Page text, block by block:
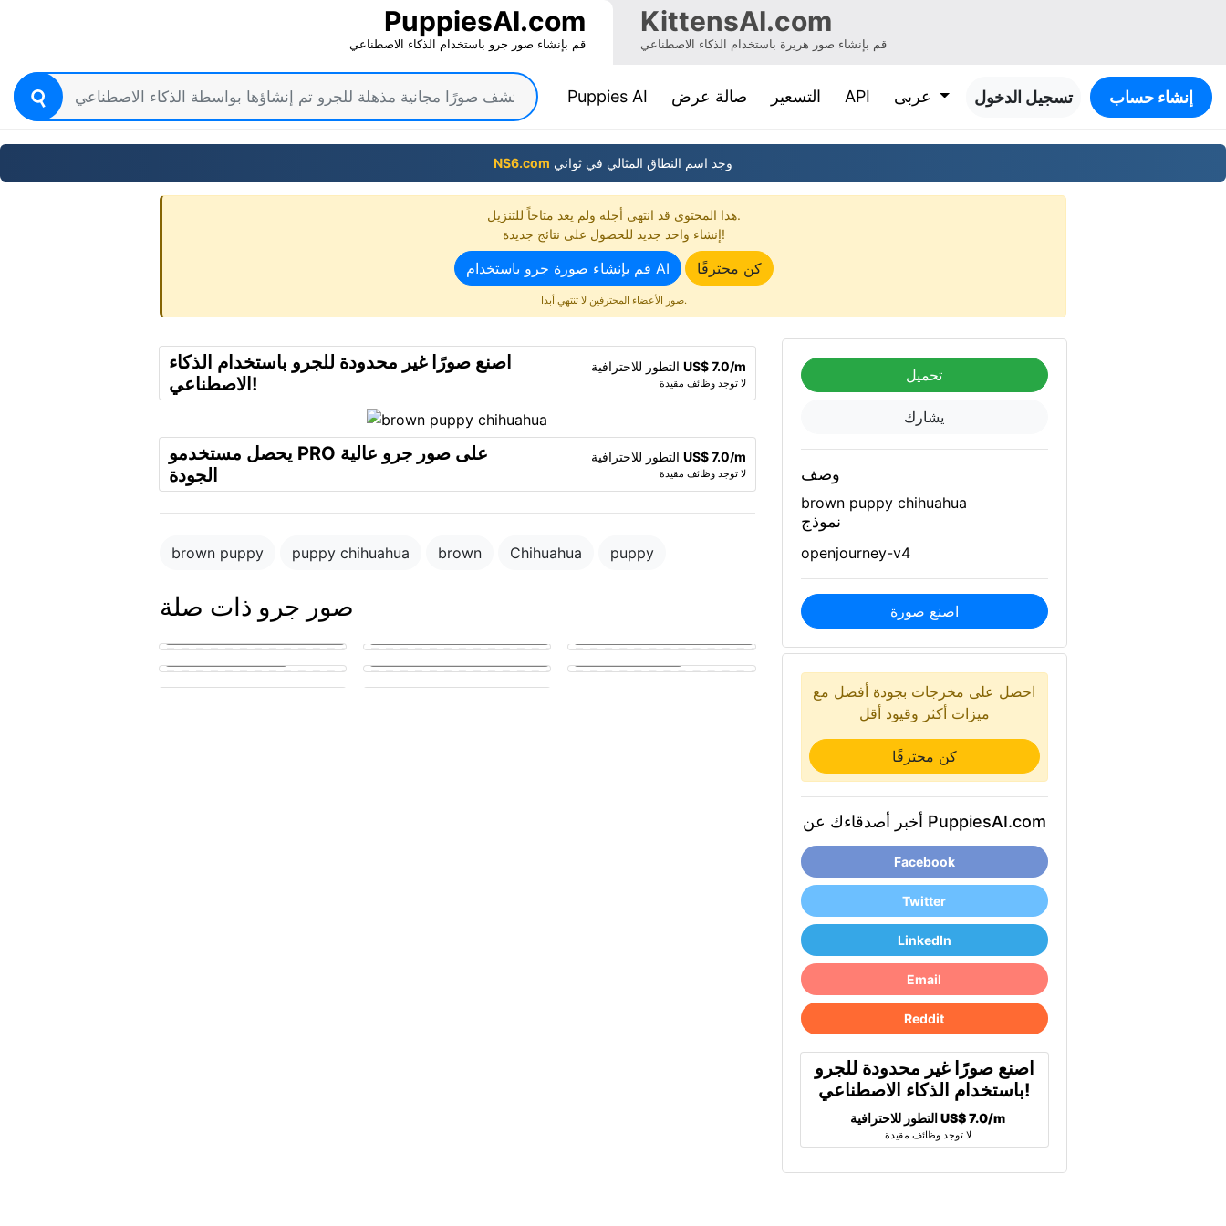
PuppiesAI.com
قم بإنشاء صور جرو باستخدام الذكاء الاصطناعي
KittensAI.com
قم بإنشاء صور هريرة باستخدام الذكاء الاصطناعي
Puppies AI(current)
صالة عرض التسعير API تسجيل الدخول إنشاء حساب
NS6.com وجد اسم النطاق المثالي في ثواني
هذا المحتوى قد انتهى أجله ولم يعد متاحاً للتنزيل.
إنشاء واحد جديد للحصول على نتائج جديدة!
قم بإنشاء صورة جرو باستخدام AI كن محترفًا
صور الأعضاء المحترفين لا تنتهي أبدا.
اصنع صورًا غير محدودة للجرو باستخدام الذكاء
الاصطناعي!
US$ 7.0/m
لا توجد وظائف مقيدة
يحصل مستخدمو PRO على صور جرو عالية
الجودة
US$ 7.0/m
لا توجد وظائف مقيدة
brown puppy puppy chihuahua brown Chihuahua puppy
صور جرو ذات صلة
puppy in the park playing with
cute puppy getting his knot
Small golden puppy eagerly
تحميل
يشارك
وصف
brown puppy chihuahua
نموذج
openjourney-v4
اصنع صورة
احصل على مخرجات بجودة أفضل مع
ميزات أكثر وقيود أقل
كن محترفًا
أخبر أصدقاءك عن PuppiesAI.com
Facebook
Twitter
LinkedIn
Email
Reddit
اصنع صورًا غير محدودة للجرو
باستخدام الذكاء الاصطناعي!
التطور للاحترافيةUS$ 7.0/m
لا توجد وظائف مقيدة